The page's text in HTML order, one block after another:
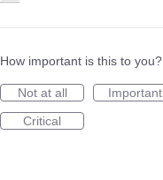
How important is this to you?
Not at all
Important
Critical